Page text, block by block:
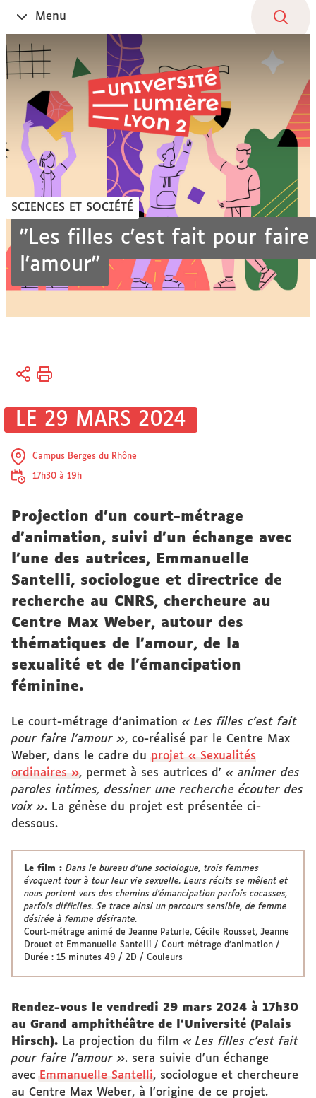
Ouvrir
le
Menu
SCIENCES ET SOCIÉTÉ
"Les filles c'est fait pour faire
l'amour"
Vous
Accueil
et société
des
savoirs
LE 29 MARS 2024
Campus Berges du Rhône
17h30 à 19h
Projection d'un court-métrage
d'animation, suivi d'un échange avec
l'une des autrices, Emmanuelle
Santelli, sociologue et directrice de
recherche au CNRS, chercheure au
Centre Max Weber, autour des
thématiques de l’amour, de la
sexualité et de l'émancipation
féminine.
Le court-métrage d'animation « Les filles c’est fait
pour faire l’amour », co-réalisé par le Centre Max
Weber, dans le cadre du projet « Sexualités
ordinaires », permet à ses autrices d' « animer des
paroles intimes, dessiner une recherche écouter des
voix ». La génèse du projet est présentée ci-
dessous.
Le film : Dans le bureau d’une sociologue, trois femmes
évoquent tour à tour leur vie sexuelle. Leurs récits se mêlent et
nous portent vers des chemins d’émancipation parfois cocasses,
parfois difficiles. Se trace ainsi un parcours sensible, de femme
désirée à femme désirante.
Court-métrage animé de Jeanne Paturle, Cécile Rousset, Jeanne
Drouet et Emmanuelle Santelli / Court métrage d’animation /
Durée : 15 minutes 49 / 2D / Couleurs
Rendez-vous le vendredi 29 mars 2024 à 17h30
au Grand amphithéâtre de l'Université (Palais
Hirsch). La projection du film « Les filles c'est fait
pour faire l'amour ». sera suivie d'un échange
avec Emmanuelle Santelli, sociologue et chercheure
au Centre Max Weber, à l'origine de ce projet.